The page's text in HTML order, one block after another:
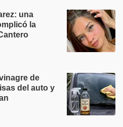
una
la
de
del auto y